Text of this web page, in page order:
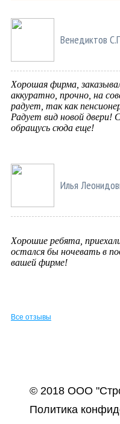
Венедиктов
Хорошая фирма,
аккуратно, прочно, на
радует, так как
Радует вид новой двери!
обращусь сюда еще!
Илья
Хорошие ребята,
остался бы ночевать в
вашей фирме!
Все отзывы
© 2018 ООО
Политика